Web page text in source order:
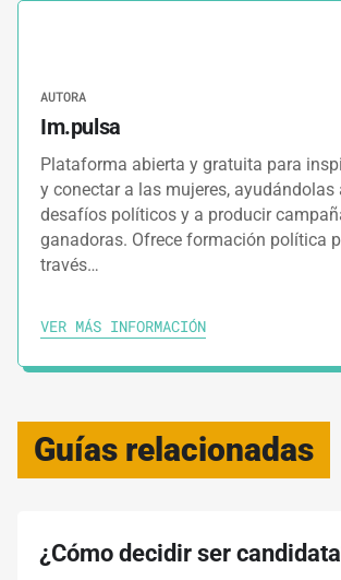
AUTORA
Im.pulsa
Plataforma abierta y gratuita para
y conectar a las mujeres, ayudándolas
desafíos políticos y a producir
ganadoras. Ofrece formación política
través…
VER MÁS INFORMACIÓN
Guías relacionadas
¿Cómo decidir ser